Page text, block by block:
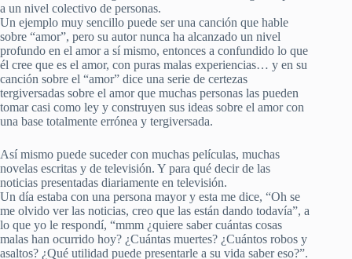
a un nivel colectivo de personas.
Un ejemplo muy sencillo puede ser una canción que hable
sobre “amor”, pero su autor nunca ha alcanzado un nivel
profundo en el amor a sí mismo, entonces a confundido lo que
él cree que es el amor, con puras malas experiencias… y en su
canción sobre el “amor” dice una serie de certezas
tergiversadas sobre el amor que muchas personas las pueden
tomar casi como ley y construyen sus ideas sobre el amor con
una base totalmente errónea y tergiversada.
Así mismo puede suceder con muchas películas, muchas
novelas escritas y de televisión. Y para qué decir de las
noticias presentadas diariamente en televisión.
Un día estaba con una persona mayor y esta me dice, “Oh se
me olvido ver las noticias, creo que las están dando todavía”, a
lo que yo le respondí, “mmm ¿quiere saber cuántas cosas
malas han ocurrido hoy? ¿Cuántas muertes? ¿Cuántos robos y
asaltos? ¿Qué utilidad puede presentarle a su vida saber eso?”.